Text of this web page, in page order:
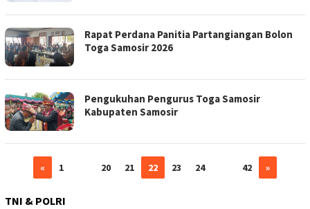
Rapat Perdana Panitia Partangiangan Bolon
Toga Samosir 2026
Pengukuhan Pengurus Toga Samosir
Kabupaten Samosir
« 1 20 21 22 23 24 42 »
TNI & POLRI